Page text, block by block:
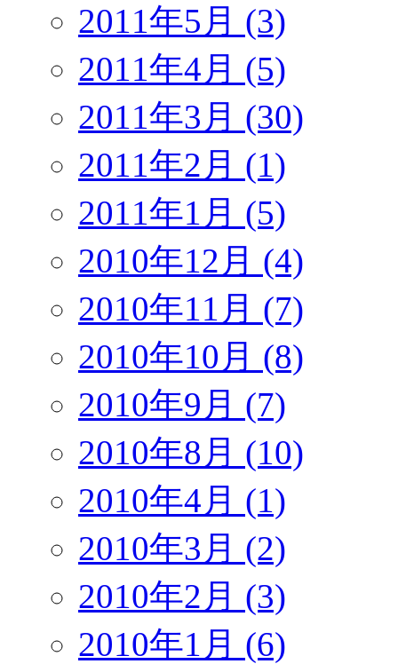
2011年5月 (3)
2011年4月 (5)
2011年3月 (30)
2011年2月 (1)
2011年1月 (5)
2010年12月 (4)
2010年11月 (7)
2010年10月 (8)
2010年9月 (7)
2010年8月 (10)
2010年4月 (1)
2010年3月 (2)
2010年2月 (3)
2010年1月 (6)